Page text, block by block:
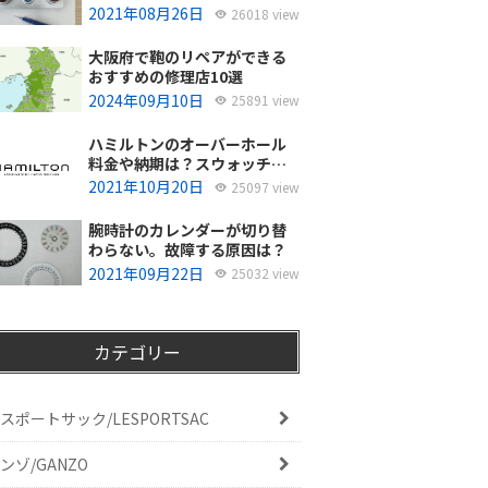
使ってるの？
2021年08月26日 26018 view
大阪府で鞄のリペアができる
おすすめの修理店10選
2024年09月10日
25891 view
ハミルトンのオーバーホール
料金や納期は？スウォッチグ
ループジャパンと修理専門店
2021年10月20日 25097 view
腕時計のカレンダーが切り替
わらない。故障する原因は？
2021年09月22日
25032 view
カテゴリー
ポートサック/LESPORTSAC
ゾ/GANZO